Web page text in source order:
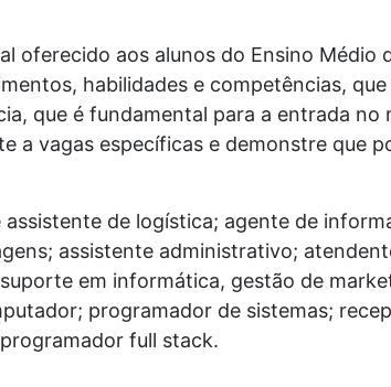
oferecido aos alunos do Ensino Médio
habilidades e competências,
que é fundamental para a entrada
a vagas específicas e demonstre que
de logística; agente de
assistente administrativo;
em informática, gestão de
programador de sistemas;
full stack.